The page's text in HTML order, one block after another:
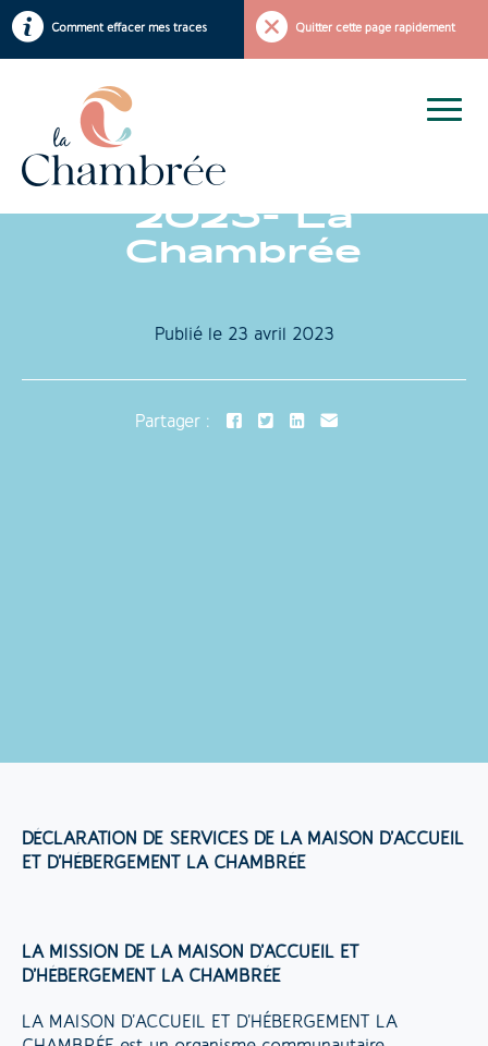
Comment effacer mes traces Quitter cette page rapidement
Déclaration de
services- janvier
2023- La
Chambrée
Publié le 23 avril 2023
Partager :
DÉCLARATION DE SERVICES DE LA MAISON D’ACCUEIL
ET D’HÉBERGEMENT LA CHAMBRÉE
LA MISSION DE LA MAISON D’ACCUEIL ET
D’HÉBERGEMENT LA CHAMBRÉE
LA MAISON D’ACCUEIL ET D’HÉBERGEMENT LA